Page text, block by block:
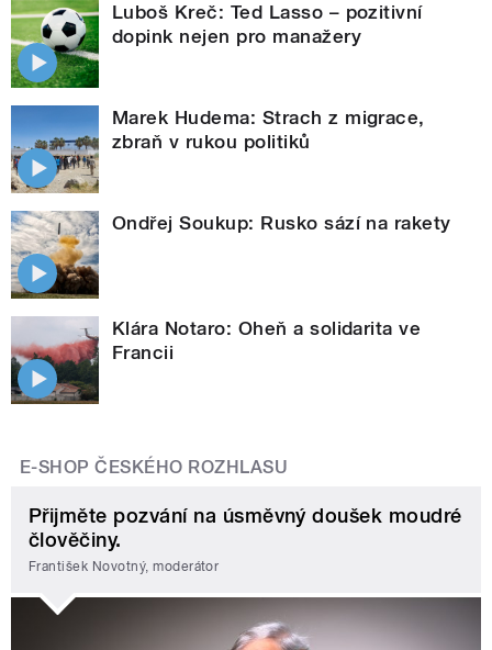
Luboš Kreč: Ted Lasso – pozitivní
dopink nejen pro manažery
Marek Hudema: Strach z migrace,
zbraň v rukou politiků
Ondřej Soukup: Rusko sází na rakety
Klára Notaro: Oheň a solidarita ve
Francii
E-SHOP ČESKÉHO ROZHLASU
Přijměte pozvání na úsměvný doušek moudré
člověčiny.
František Novotný, moderátor